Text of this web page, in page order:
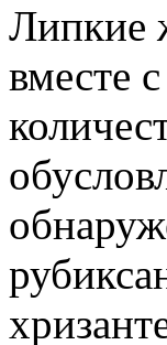
Липкие
вместе